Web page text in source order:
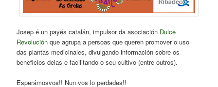
Josep é un payés catalán, impulsor da asociación Dulce
Revolución que agrupa a persoas que queren promover o uso
das plantas medicinales, divulgando información sobre os
beneficios delas e facilitando o seu cultivo (entre outros).
Esperámosvos!! Nun vos lo perdades!!